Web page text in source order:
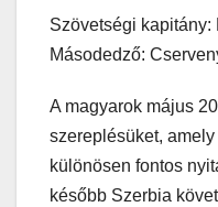
Szövetségi kapitány:
Másodedző:
A magyarok május
szereplésüket,
különösen fontos
később Szerbia